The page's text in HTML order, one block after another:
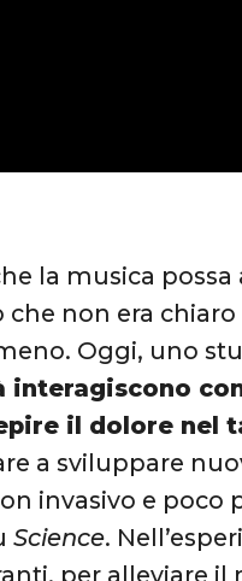
la musica
non era
Oggi, uno
interagiscono
il dolore nel
a sviluppare
invasivo e poco
Science.
per alleviare il